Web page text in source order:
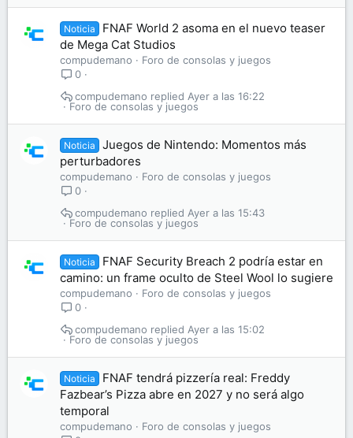
Noticia
FNAF World 2 asoma en el nuevo teaser
de Mega Cat Studios
compudemano
Foro de consolas y juegos
0
Foro de consolas y juegos
Ayer a las 16:22
compudemano
Noticia
Juegos de Nintendo: Momentos más
perturbadores
compudemano
Foro de consolas y juegos
0
Foro de consolas y juegos
Ayer a las 15:43
compudemano
Noticia
FNAF Security Breach 2 podría estar en
camino: un frame oculto de Steel Wool lo sugiere
compudemano
Foro de consolas y juegos
0
Foro de consolas y juegos
Ayer a las 15:02
compudemano
Noticia
FNAF tendrá pizzería real: Freddy
Fazbear’s Pizza abre en 2027 y no será algo
temporal
compudemano
Foro de consolas y juegos